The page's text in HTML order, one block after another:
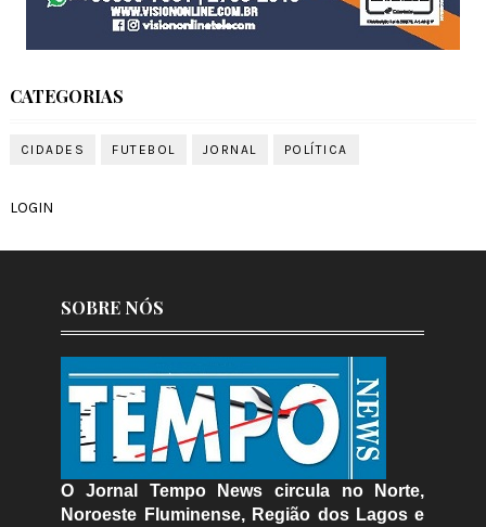
CATEGORIAS
CIDADES FUTEBOL JORNAL POLÍTICA
LOGIN
SOBRE NÓS
O Jornal Tempo News circula no Norte,
Noroeste Fluminense, Região dos Lagos e